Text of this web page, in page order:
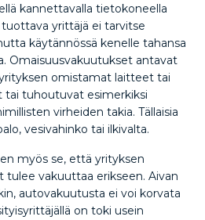
kannettavalla tietokoneella
yrittäjä ei tarvitse
käytännössä kenelle tahansa
Omaisuusvakuutukset antavat
omistamat laitteet tai
tuhoutuvat esimerkiksi
virheiden takia. Tällaisia
vesivahinko tai ilkivalta.
myös se, että yrityksen
vakuuttaa erikseen. Aivan
autovakuutusta ei voi korvata
on toki usein